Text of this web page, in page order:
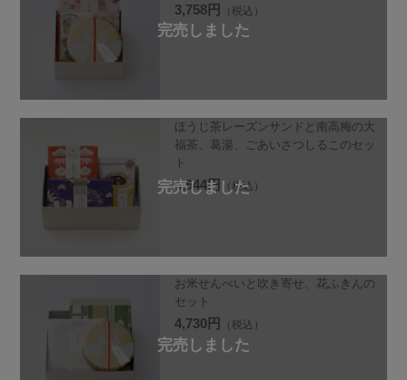
3,758円 （税込）
ほうじ茶レーズンサンドと南高梅の大
福茶、葛湯、ごあいさつしるこのセッ
ト
4,644円 （税込）
お米せんべいと吹き寄せ、花ふきんの
セット
4,730円 （税込）